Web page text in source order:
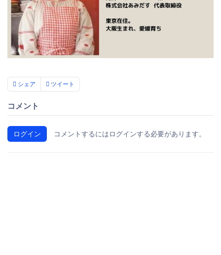
シェア ツイート
コメント
ログイン コメントするにはログインする必要があります。